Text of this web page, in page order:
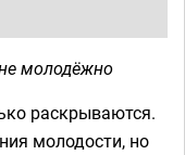
молодёжно
раскрываются.
молодости, но